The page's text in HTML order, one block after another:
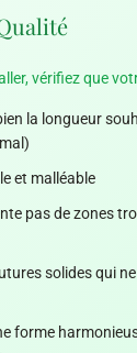
vérifiez que
la longueur
et malléable
pas de zones
solides qui
forme